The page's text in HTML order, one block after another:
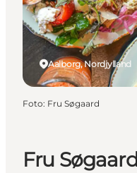
Planlæg ferien
Fru Søgaard
Aalborg, Nordjylland
Foto: Fru Søgaard